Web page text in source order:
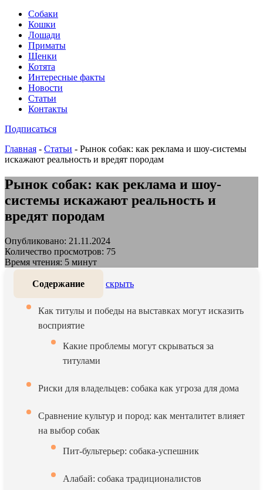
Собаки
Кошки
Лошади
Приматы
Щенки
Котята
Интересные факты
Новости
Статьи
Контакты
Подписаться
Главная - Статьи - Рынок собак: как реклама и шоу-системы
искажают реальность и вредят породам
Рынок собак: как реклама и шоу-
системы искажают реальность и
вредят породам
Опубликовано: 21.11.2024
Количество просмотров: 75
Время чтения: 5 минут
Содержание скрыть
Как титулы и победы на выставках могут исказить
восприятие
Какие проблемы могут скрываться за
титулами
Риски для владельцев: собака как угроза для дома
Сравнение культур и пород: как менталитет влияет
на выбор собак
Пит-бультерьер: собака-успешник
Алабай: собака традиционалистов